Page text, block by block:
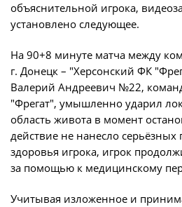
объяснительной игрока,
установлено следующее.
На 90+8 минуте матча между
г. Донецк – "Херсонский ФК
Валерий Андреевич №22,
"Фрегат", умышленно ударил
область живота в момент
действие не нанесло серьёзных
здоровья игрока, игрок
за помощью к медицинскому
Учитывая изложенное и